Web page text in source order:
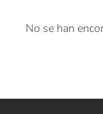
No se han